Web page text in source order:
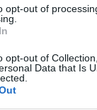
opt-out of
opt-out of
Data that Is